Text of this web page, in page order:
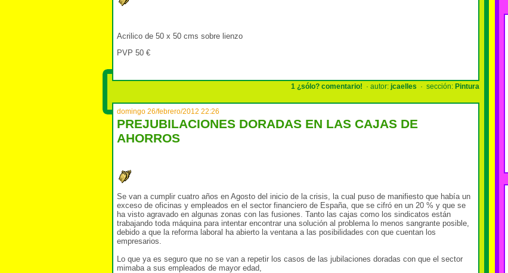
Acrilico de 50 x 50 cms sobre lienzo
PVP 50 €
1 ¿sólo? comentario! · autor: jcaelles · sección: Pintura
domingo 26/febrero/2012 22:26
PREJUBILACIONES DORADAS EN LAS CAJAS DE
AHORROS
Se van a cumplir cuatro años en Agosto del inicio de la crisis, la cual puso de manifiesto que había un
exceso de oficinas y empleados en el sector financiero de España, que se cifró en un 20 % y que se
ha visto agravado en algunas zonas con las fusiones. Tanto las cajas como los sindicatos están
trabajando toda máquina para intentar encontrar una solución al problema lo menos sangrante posible,
debido a que la reforma laboral ha abierto la ventana a las posibilidades con que cuentan los
empresarios.
Lo que ya es seguro que no se van a repetir los casos de las jubilaciones doradas con que el sector
mimaba a sus empleados de mayor edad,